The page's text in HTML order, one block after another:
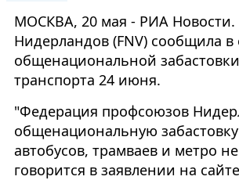
МОСКВА, 20 мая - РИА
Нидерландов (FNV) сообщила
общенациональной
транспорта 24 июня.
"Федерация профсоюзов
общенациональную
автобусов, трамваев и метро
говорится в заявлении на